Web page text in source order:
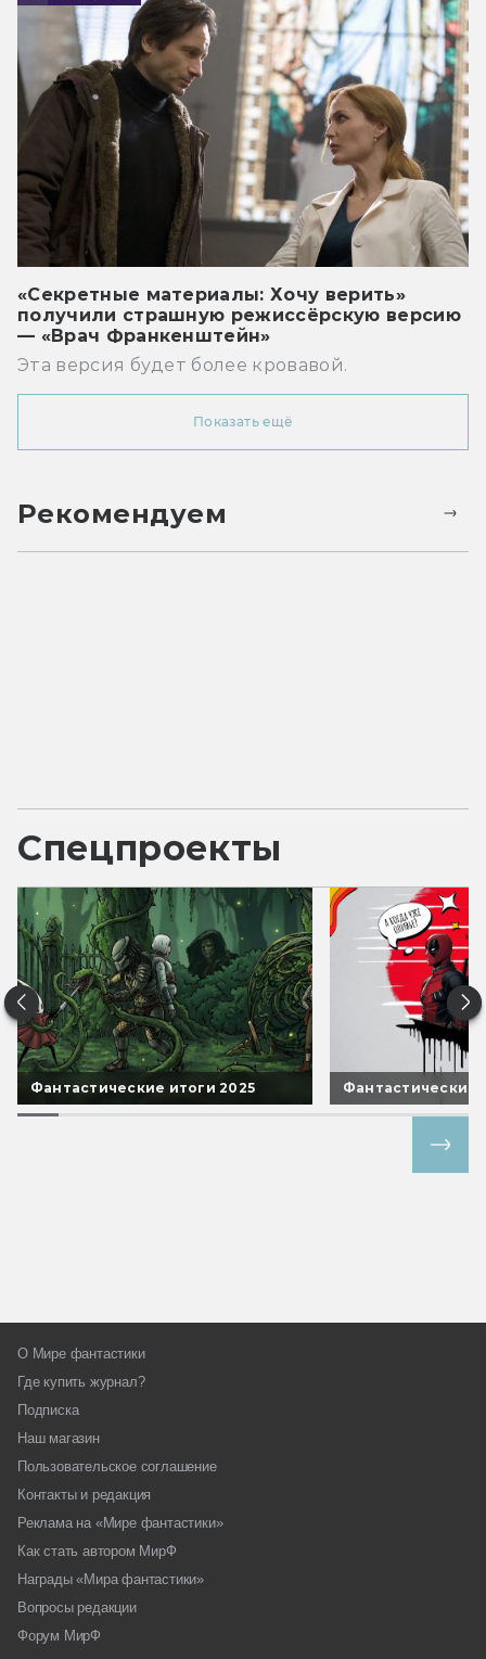
«Секретные материалы: Хочу верить»
получили страшную режиссёрскую версию
— «Врач Франкенштейн»
Эта версия будет более кровавой.
Показать ещё
Рекомендуем
Спецпроекты
Фантастические итоги 2025 Фантастические
О Мире фантастики
Где купить журнал?
Подписка
Наш магазин
Пользовательское соглашение
Контакты и редакция
Реклама на «Мире фантастики»
Как стать автором МирФ
Награды «Мира фантастики»
Вопросы редакции
Форум МирФ